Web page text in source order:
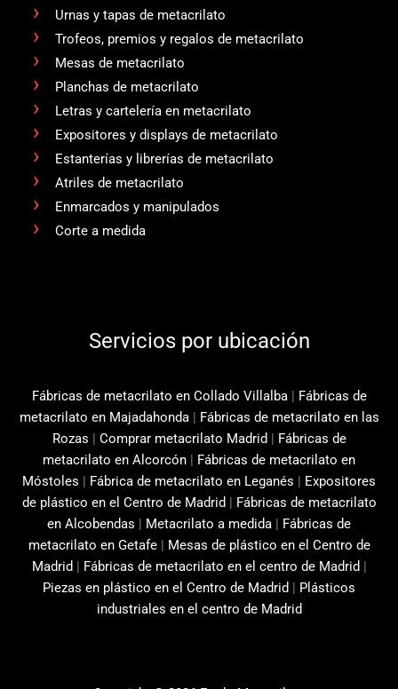
Urnas y tapas de metacrilato
Trofeos, premios y regalos de metacrilato
Mesas de metacrilato
Planchas de metacrilato
Letras y cartelería en metacrilato
Expositores y displays de metacrilato
Estanterías y librerías de metacrilato
Atriles de metacrilato
Enmarcados y manipulados
Corte a medida
Servicios por ubicación
Fábricas de metacrilato en Collado Villalba| Fábricas de
metacrilato en Majadahonda| Fábricas de metacrilato en las
Rozas | Comprar metacrilato Madrid | Fábricas de
metacrilato en Alcorcón | Fábricas de metacrilato en
Móstoles | Fábrica de metacrilato en Leganés | Expositores
de plástico en el Centro de Madrid | Fábricas de metacrilato
en Alcobendas | Metacrilato a medida | Fábricas de
metacrilato en Getafe| Mesas de plástico en el Centro de
Madrid | Fábricas de metacrilato en el centro de Madrid |
Piezas en plástico en el Centro de Madrid | Plásticos
industriales en el centro de Madrid